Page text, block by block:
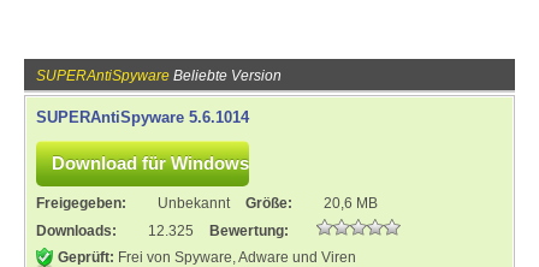
SUPERAntiSpyware Beliebte Version
SUPERAntiSpyware 5.6.1014
Freigegeben: Unbekannt Größe:
20,6 MB
Downloads:
12.325
Bewertung:
Geprüft: Frei von Spyware, Adware und Viren